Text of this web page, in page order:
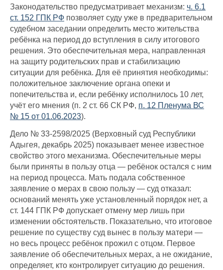
Законодательство предусматривает механизм: ч. 6.1
ст. 152 ГПК РФ позволяет суду уже в предварительном
судебном заседании определить место жительства
ребёнка на период до вступления в силу итогового
решения. Это обеспечительная мера, направленная
на защиту родительских прав и стабилизацию
ситуации для ребёнка. Для её принятия необходимы:
положительное заключение органа опеки и
попечительства и, если ребёнку исполнилось 10 лет,
учёт его мнения (п. 2 ст. 66 СК РФ, п. 12 Пленума ВС
№ 15 от 01.06.2023).
Дело № 33-2598/2025 (Верховный суд Республики
Адыгея, декабрь 2025) показывает менее известное
свойство этого механизма. Обеспечительные меры
были приняты в пользу отца — ребёнок остался с ним
на период процесса. Мать подала собственное
заявление о мерах в свою пользу — суд отказал:
оснований менять уже установленный порядок нет, а
ст. 144 ГПК РФ допускает отмену мер лишь при
изменении обстоятельств. Показательно, что итоговое
решение по существу суд вынес в пользу матери —
но весь процесс ребёнок прожил с отцом. Первое
заявление об обеспечительных мерах, а не ожидание,
определяет, кто контролирует ситуацию до решения.